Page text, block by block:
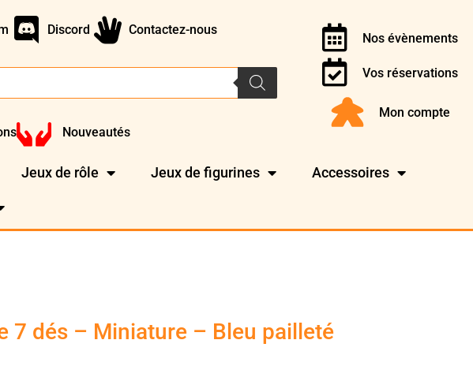
Discord Contactez-nous
Nouveautés
Nos évènements
Vos réservations
Mon compte
Jeux de rôle Jeux de figurines Accessoires
7 dés – Miniature – Bleu pailleté